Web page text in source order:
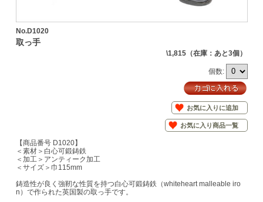
No.D1020
取っ手
\1,815 （在庫：あと3個）
個数:
お気に入りに追加
お気に入り商品一覧
【商品番号 D1020】
＜素材＞白心可鍛鋳鉄
＜加工＞アンティーク加工
＜サイズ＞巾115mm
鋳造性が良く強靭な性質を持つ白心可鍛鋳鉄（whiteheart malleable iro
n）で作られた英国製の取っ手です。